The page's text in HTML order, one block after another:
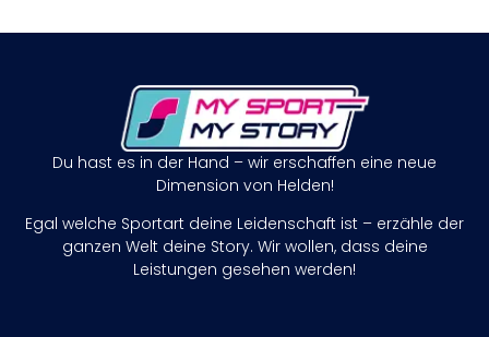
Du hast es in der Hand – wir erschaffen eine neue
Dimension von Helden!
Egal welche Sportart deine Leidenschaft ist – erzähle der
ganzen Welt deine Story. Wir wollen, dass deine
Leistungen gesehen werden!